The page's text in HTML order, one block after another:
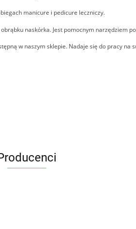
manicure i pedicure leczniczy.
naskórka. Jest pomocnym narzędziem
w naszym sklepie. Nadaje się do pracy na